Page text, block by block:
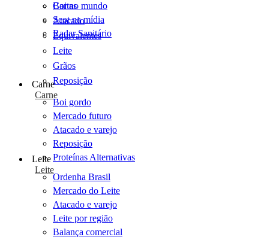
Cartas
Scot na mídia
Radar Sanitário
Boi no mundo
Atacado
Equivalentes
Leite
Grãos
Reposição
Carne
Carne
Boi gordo
Mercado futuro
Atacado e varejo
Reposição
Proteínas Alternativas
Leite
Leite
Ordenha Brasil
Mercado do Leite
Atacado e varejo
Leite por região
Balança comercial